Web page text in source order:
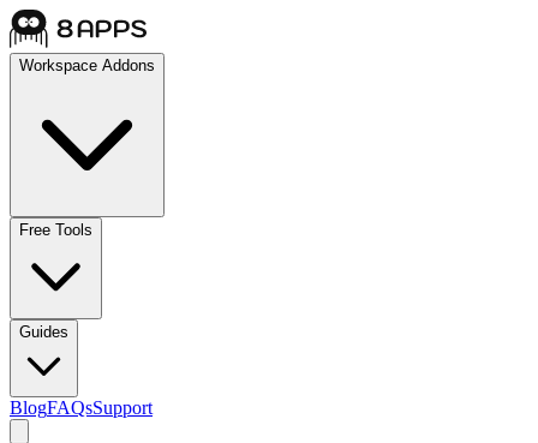
Workspace Addons
Free Tools
Guides
BlogFAQsSupport